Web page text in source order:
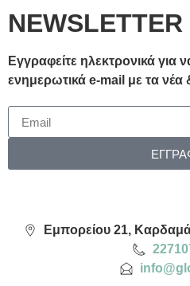
NEWSLETTER
Εγγραφείτε ηλεκτρονικά για
ενημερωτικά e-mail με τα νέα
Εμπορείου 21,